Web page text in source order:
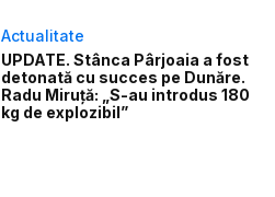
Actualitate
UPDATE. Stânca Pârjoaia a fost
detonată cu succes pe Dunăre.
Radu Miruță: „S-au introdus 180
kg de explozibil”